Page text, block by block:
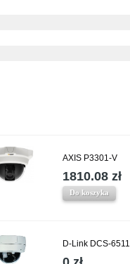
AXIS P3301-V
1810.08 zł
Do koszyka
D-Link DCS-6511